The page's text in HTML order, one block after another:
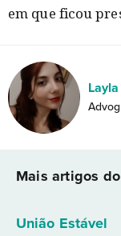
em que ficou
Mais artigos
União Estável